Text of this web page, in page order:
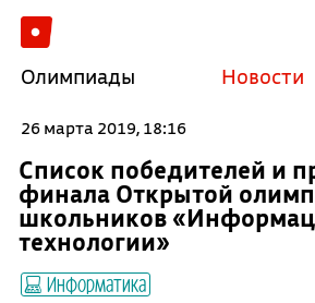
Олимпиады Новости
26 марта 2019, 18:16
Список победителей и
финала Открытой
школьников
технологии»
Информатика